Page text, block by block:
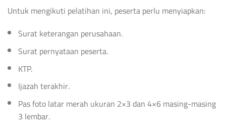
Untuk mengikuti pelatihan ini, peserta perlu menyiapkan:
Surat keterangan perusahaan.
Surat pernyataan peserta.
KTP.
Ijazah terakhir.
Pas foto latar merah ukuran 2×3 dan 4×6 masing-masing
3 lembar.